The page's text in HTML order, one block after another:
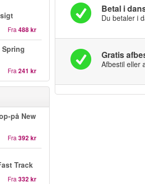
Fra 488 kr
Fra 241 kr
på New
Fra 392 kr
Track
Fra 332 kr
Betal i
Du betaler i
Gratis
Afbestil eller